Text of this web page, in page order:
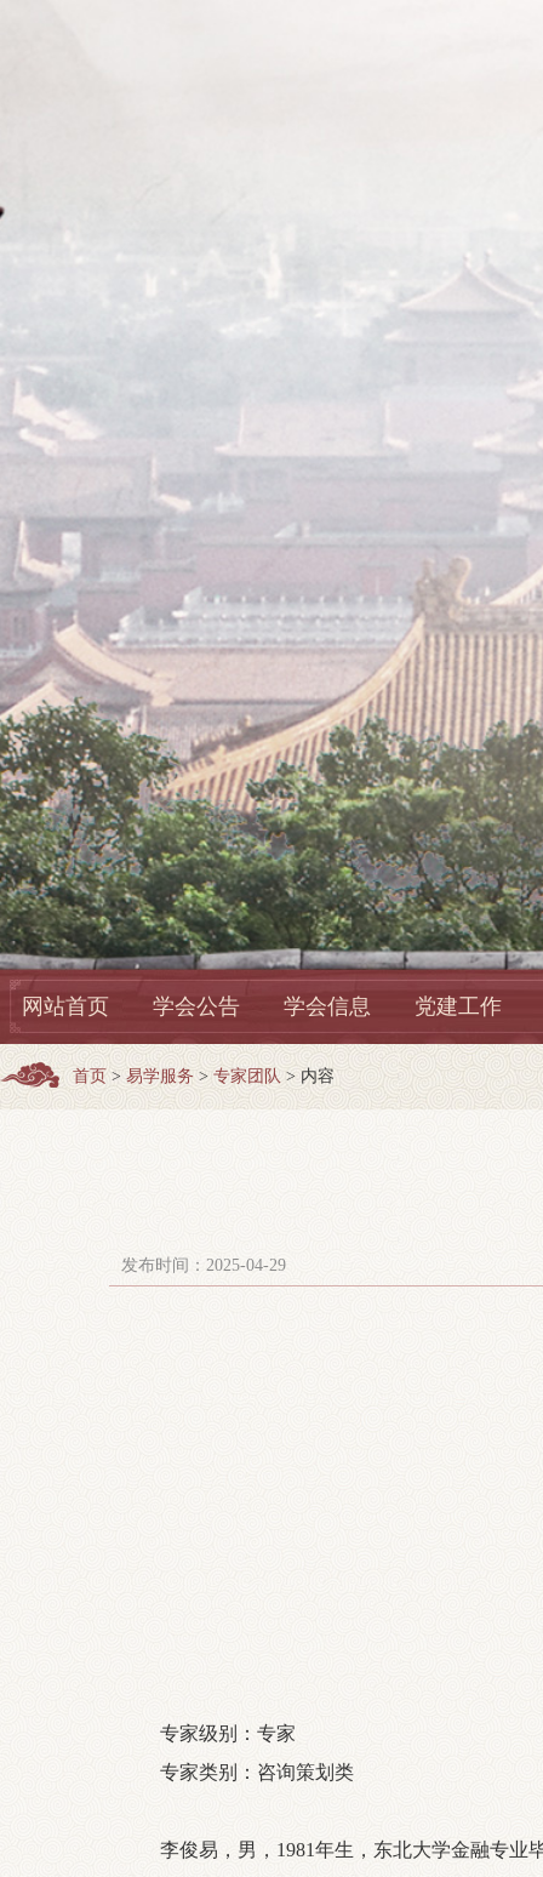
网站首页 学会公告 学会信息 党建工作
首页 >易学服务 > 专家团队 > 内容
发布时间：2025-04-29
专家级别：专家
专家类别：咨询策划类
李俊易，男，1981年生，东北大学金融专业